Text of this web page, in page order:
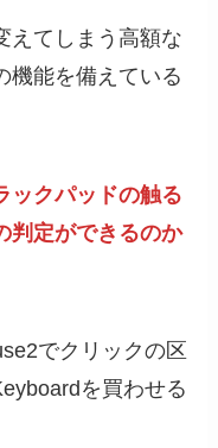
えてしまう高額な
機能を備えている
ックパッドの触る
判定ができるのか
でクリックの区
を買わせる